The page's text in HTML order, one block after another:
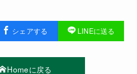
シェアする LINEに送る
Homeに戻る